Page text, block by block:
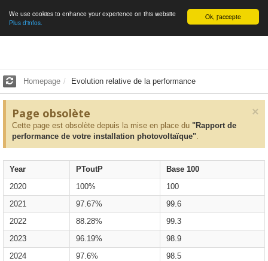
English Ok, j'accepte
We use cookies to enhance your experience on this website
Plus d'infos.
Homepage Evolution relative de la performance
×
Page obsolète
Cette page est obsolète depuis la mise en place du "Rapport de
performance de votre installation photovoltaïque".
Year PToutP
Base 100
2020
100%
100
2021
97.67%
99.6
2022
88.28%
99.3
2023
96.19%
98.9
2024
97.6%
98.5